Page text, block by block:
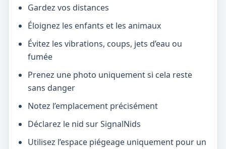
Gardez vos distances
Éloignez les enfants et les animaux
Évitez les vibrations, coups, jets d’eau ou
fumée
Prenez une photo uniquement si cela reste
sans danger
Notez l’emplacement précisément
Déclarez le nid sur SignalNids
Utilisez l’espace piégeage uniquement pour un